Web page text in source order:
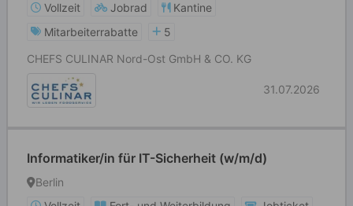
Vollzeit
Jobrad
Kantine
Mitarbeiterrabatte
5
CHEFS CULINAR Nord-Ost GmbH & CO. KG
31.07.2026
Informatiker/in für IT-Sicherheit (w/m/d)
Berlin